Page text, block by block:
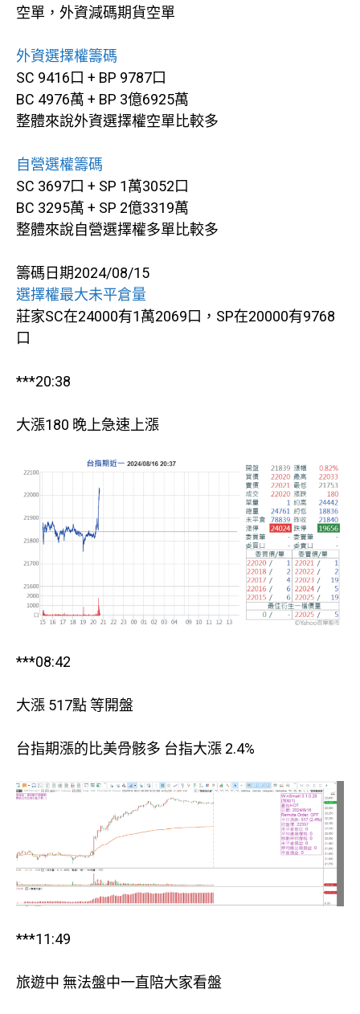
空單，外資減碼期貨空單
外資選擇權籌碼
SC 9416口 + BP 9787口
BC 4976萬 + BP 3億6925萬
整體來說外資選擇權空單比較多
自營選權籌碼
SC 3697口 + SP 1萬3052口
BC 3295萬 + SP 2億3319萬
整體來說自營選擇權多單比較多
籌碼日期2024/08/15
選擇權最大未平倉量
莊家SC在24000有1萬2069口，SP在20000有9768
口
***20:38
大漲180 晚上急速上漲
***08:42
大漲 517點 等開盤
台指期漲的比美骨骸多 台指大漲 2.4%
***11:49
旅遊中 無法盤中一直陪大家看盤